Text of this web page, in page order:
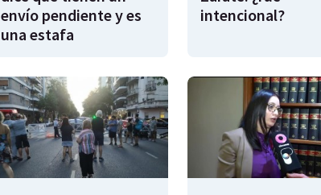
envío pendiente y es
una estafa
intencional?